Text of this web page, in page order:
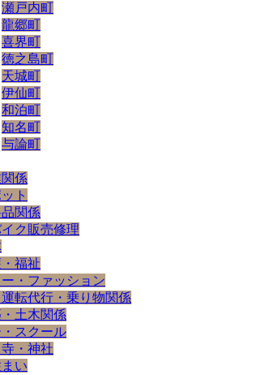
瀬戸内町
龍郷町
喜界町
徳之島町
天城町
伊仙町
和泊町
知名町
与論町
係
ト
関係
ク販売修理
福祉
・ファッション
転代行・乗り物関係
土木関係
スクール
・神社
い